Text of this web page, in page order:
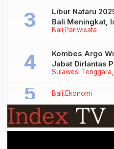
Bali Pariwisata
Libur Nataru
Bali Meningkat,
Tidak Benar
Sulawesi Tenggara
Kombes Argo
Jabat Dirlantas
Bali Ekonomi